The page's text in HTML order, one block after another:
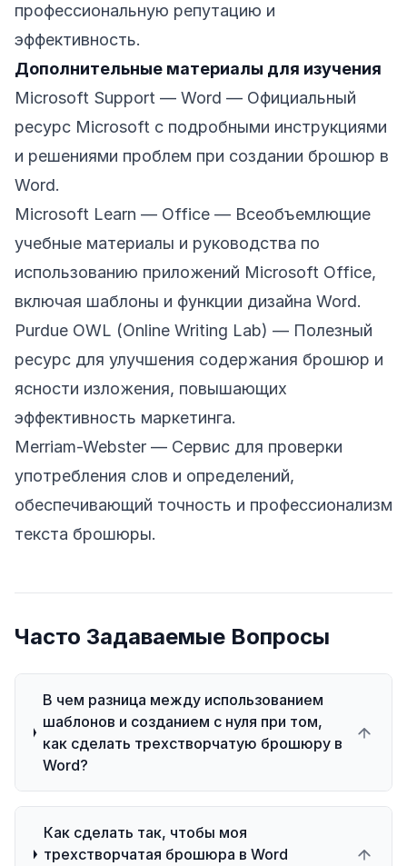
профессиональную репутацию и
эффективность.
Дополнительные материалы для изучения
Microsoft Support — Word — Официальный
ресурс Microsoft с подробными инструкциями
и решениями проблем при создании брошюр в
Word.
Microsoft Learn — Office — Всеобъемлющие
учебные материалы и руководства по
использованию приложений Microsoft Office,
включая шаблоны и функции дизайна Word.
Purdue OWL (Online Writing Lab) — Полезный
ресурс для улучшения содержания брошюр и
ясности изложения, повышающих
эффективность маркетинга.
Merriam-Webster — Сервис для проверки
употребления слов и определений,
обеспечивающий точность и профессионализм
текста брошюры.
Часто Задаваемые Вопросы
В чем разница между использованием
шаблонов и созданием с нуля при том,
как сделать трехстворчатую брошюру в
Word?
Как сделать так, чтобы моя
трехстворчатая брошюра в Word